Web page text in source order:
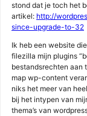
stond dat je toch het
artikel: http://
since-upgrade-to-32
Ik heb een website
filezilla mijn plugins
bestandsrechten aan
map wp-content
niks het meer van
bij het intypen van
thema’s van